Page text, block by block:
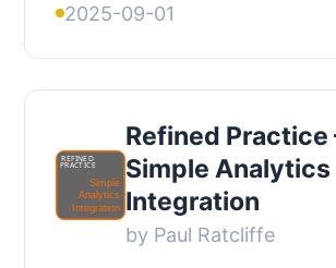
WordPress 網站設計。不需
置，不需要Cooki...
2025-09-01
Refined Practice
Simple Analytics
Integration
by Paul Ratcliffe